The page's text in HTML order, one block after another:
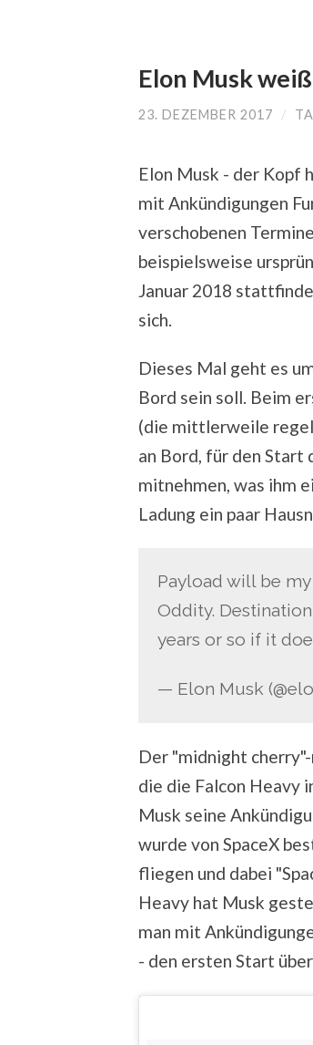
Elon Musk
23. DEZEMBER 2017 /
Elon Musk - der Kopf
mit Ankündigungen
verschobenen
beispielsweise
Januar 2018
sich.
Dieses Mal geht es
Bord sein soll. Beim
(die mittlerweile
an Bord, für den
mitnehmen, was ihm
Ladung ein paar
Payload will be
Oddity.
years or so if it
— Elon Musk
Der "midnight
die die Falcon Heavy
Musk seine
wurde von SpaceX
fliegen und dabei
Heavy hat Musk
man mit
- den ersten Start